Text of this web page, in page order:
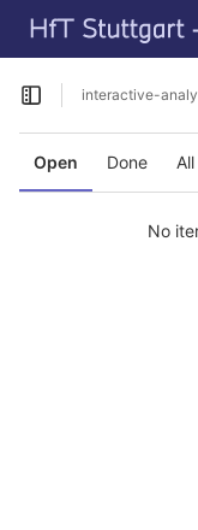
Skip to content
GitLab
Open sidebar
Open Done All
No